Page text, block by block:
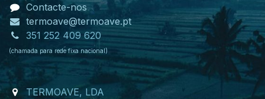
Contacte-nos
termoave@termoave.pt
351 252 409 620
(chamada para rede fixa nacional)
TERMOAVE, LDA